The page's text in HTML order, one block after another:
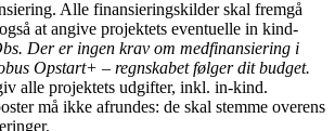
Alle finansieringskilder skal fremgå
at angive projektets eventuelle in kind-
Der er ingen krav om medfinansiering i
Opstart+ – regnskabet følger dit budget.
alle projektets udgifter, inkl. in-kind.
må ikke afrundes: de skal stemme overens